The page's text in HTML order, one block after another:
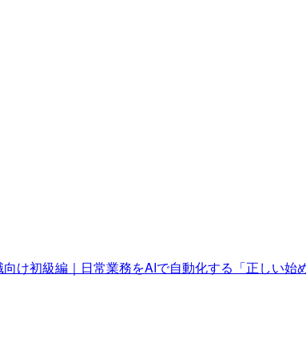
け初級編｜日常業務をAIで自動化する「正しい始